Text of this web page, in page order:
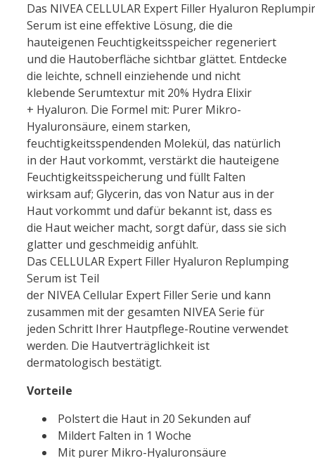
Das NIVEACELLULAR Expert Filler Hyaluron
Serum ist eine effektive Lösung, die die
hauteigenen Feuchtigkeitsspeicher regeneriert
und die Hautoberfläche sichtbar glättet. Entdecke
die leichte, schnell einziehende und nicht
klebende Serumtextur mit 20% Hydra Elixir
+ Hyaluron. Die Formel mit: Purer Mikro-
Hyaluronsäure, einem starken,
feuchtigkeitsspendenden Molekül, das natürlich
in der Haut vorkommt, verstärkt die hauteigene
Feuchtigkeitsspeicherung und füllt Falten
wirksam auf; Glycerin, das von Natur aus in der
Haut vorkommt und dafür bekannt ist, dass es
die Haut weicher macht, sorgt dafür, dass sie sich
glatter und geschmeidig anfühlt.
Das CELLULAR Expert Filler Hyaluron Replumping
Serum ist Teil
der NIVEACellular Expert FillerSerie und kann
zusammen mit der gesamten NIVEASerie für
jeden Schritt Ihrer Hautpflege-Routine verwendet
werden. Die Hautverträglichkeit ist
dermatologisch bestätigt.
Vorteile
Polstert die Haut in 20 Sekunden auf
Mildert Falten in 1 Woche
Mit purer Mikro-Hyaluronsäure